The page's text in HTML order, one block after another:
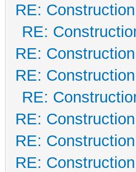
RE:
RE:
RE:
RE:
RE:
RE:
RE:
RE: